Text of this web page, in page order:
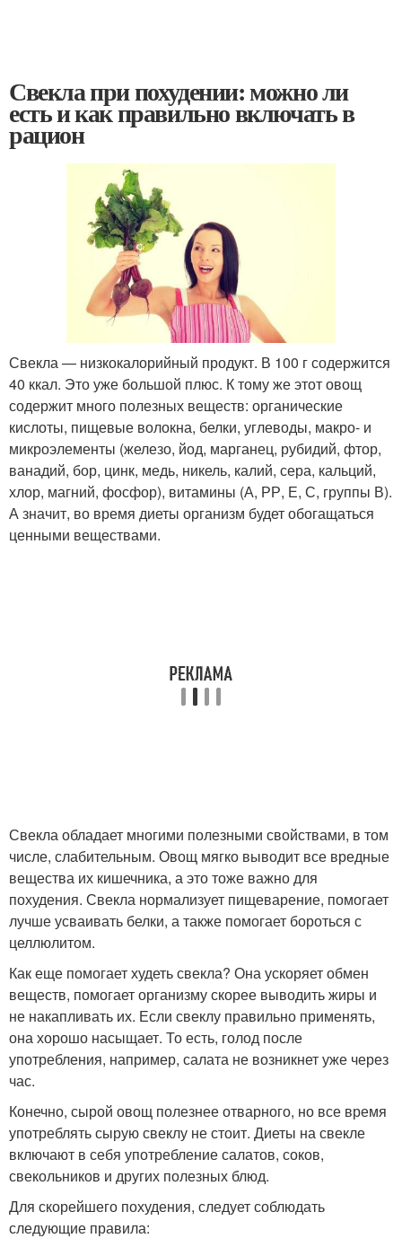
Свекла при похудении: можно ли
есть и как правильно включать в
рацион
Свекла — низкокалорийный продукт. В 100 г содержится
40 ккал. Это уже большой плюс. К тому же этот овощ
содержит много полезных веществ: органические
кислоты, пищевые волокна, белки, углеводы, макро- и
микроэлементы (железо, йод, марганец, рубидий, фтор,
ванадий, бор, цинк, медь, никель, калий, сера, кальций,
хлор, магний, фосфор), витамины (А, РР, Е, С, группы В).
А значит, во время диеты организм будет обогащаться
ценными веществами.
Свекла обладает многими полезными свойствами, в том
числе, слабительным. Овощ мягко выводит все вредные
вещества их кишечника, а это тоже важно для
похудения. Свекла нормализует пищеварение, помогает
лучше усваивать белки, а также помогает бороться с
целлюлитом.
Как еще помогает худеть свекла? Она ускоряет обмен
веществ, помогает организму скорее выводить жиры и
не накапливать их. Если свеклу правильно применять,
она хорошо насыщает. То есть, голод после
употребления, например, салата не возникнет уже через
час.
Конечно, сырой овощ полезнее отварного, но все время
употреблять сырую свеклу не стоит. Диеты на свекле
включают в себя употребление салатов, соков,
свекольников и других полезных блюд.
Для скорейшего похудения, следует соблюдать
следующие правила: